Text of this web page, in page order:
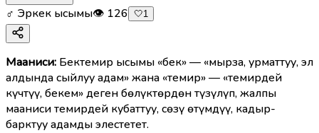
♂ Эркек ысымы👁 126 🤍1
Мааниcи: Бектемир ысымы «бек» — «мырза, урматтуу, эл
алдында сыйлуу адам» жана «темир» — «темирдей
күчтүү, бекем» деген бөлүктөрдөн түзүлүп, жалпы
мааниси темирдей кубаттуу, сөзү өтүмдүү, кадыр-
барктуу адамды элестетет.